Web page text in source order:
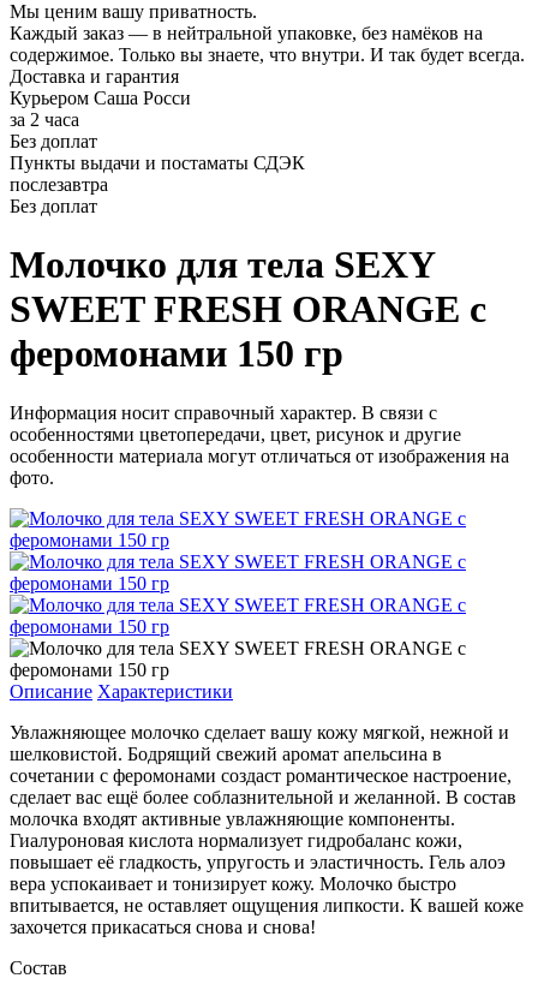
Мы ценим вашу приватность.
Каждый заказ — в нейтральной упаковке, без намёков на
содержимое. Только вы знаете, что внутри. И так будет всегда.
Доставка и гарантия
Курьером Саша Росси
за 2 часа
Без доплат
Пункты выдачи и постаматы СДЭК
послезавтра
Без доплат
Молочко для тела SEXY
SWEET FRESH ORANGE с
феромонами 150 гр
Информация носит справочный характер. В связи с
особенностями цветопередачи, цвет, рисунок и другие
особенности материала могут отличаться от изображения на
фото.
Описание Характеристики
Увлажняющее молочко сделает вашу кожу мягкой, нежной и
шелковистой. Бодрящий свежий аромат апельсина в
сочетании с феромонами создаст романтическое настроение,
сделает вас ещё более соблазнительной и желанной. В состав
молочка входят активные увлажняющие компоненты.
Гиалуроновая кислота нормализует гидробаланс кожи,
повышает её гладкость, упругость и эластичность. Гель алоэ
вера успокаивает и тонизирует кожу. Молочко быстро
впитывается, не оставляет ощущения липкости. К вашей коже
захочется прикасаться снова и снова!
Состав